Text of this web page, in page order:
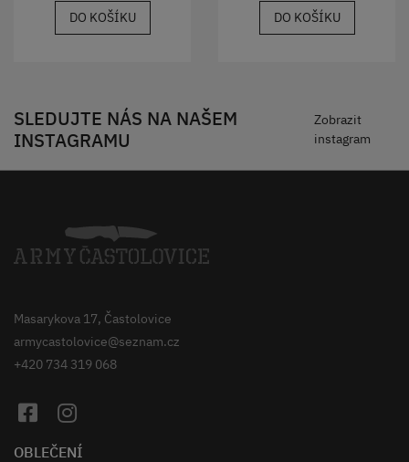
DO KOŠÍKU DO KOŠÍKU
SLEDUJTE NÁS NA NAŠEM
INSTAGRAMU
Zobrazit
instagram
Masarykova 17, Častolovice
armycastolovice@seznam.cz
+420 734 319 068
OBLEČENÍ